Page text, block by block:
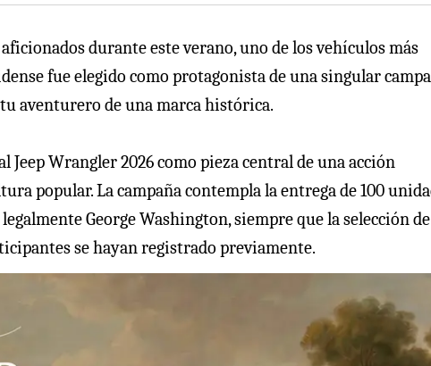
durante este verano, uno de los vehículos más
fue elegido como protagonista de una singular
aventurero de una marca histórica.
Wrangler 2026 como pieza central de una acción
popular. La campaña contempla la entrega de 100
George Washington, siempre que la selección de
se hayan registrado previamente.